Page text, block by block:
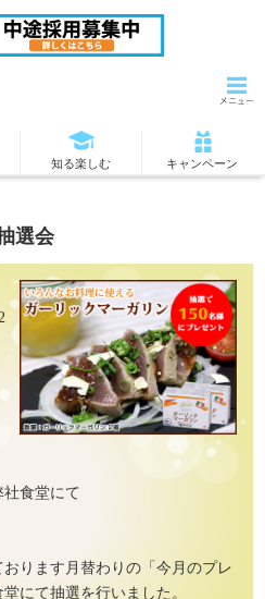
知る楽しむ キャンペーン
選会
食堂にて
ります月替わりの「今月のプレ
にて抽選を行いました。